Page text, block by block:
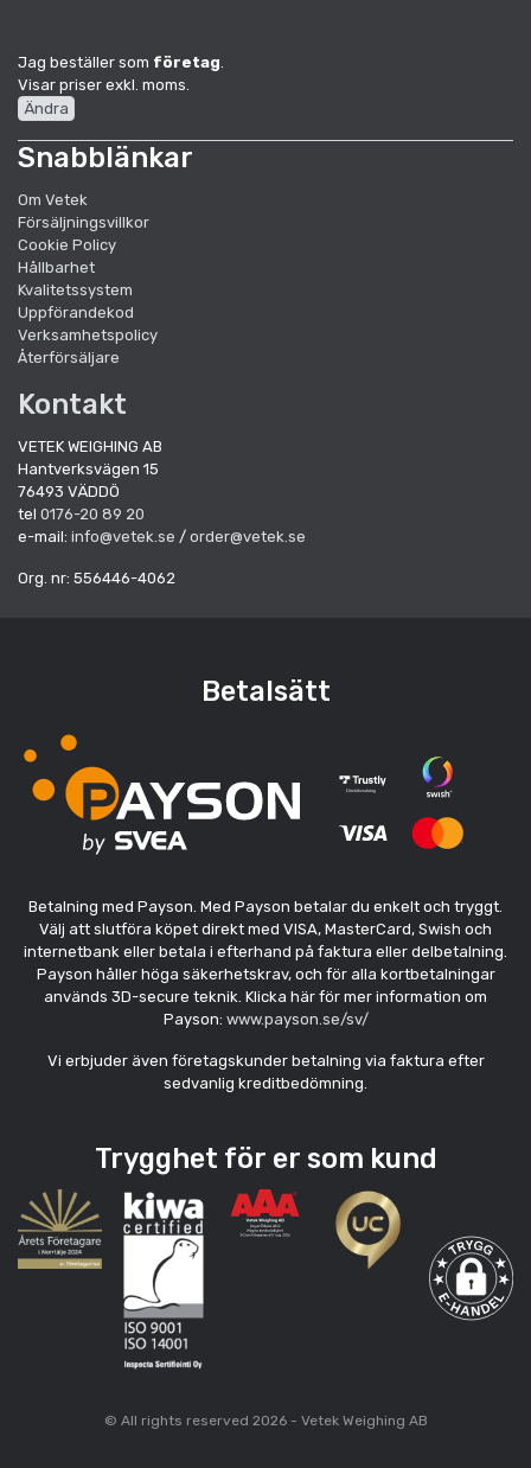
Jag beställer som företag
Visar priser exkl. moms.
Ändra
Snabblänkar
Om Vetek
Försäljningsvillkor
Cookie Policy
Hållbarhet
Kvalitetssystem
Uppförandekod
Verksamhetspolicy
Återförsäljare
Kontakt
VETEK WEIGHING AB
Hantverksvägen 15
76493 VÄDDÖ
tel 0176-20 89 20
e-mail: info@vetek.se / order@vetek.se
Org. nr: 556446-4062
Betalsätt
Betalning med Payson. Med Payson betalar du enkelt och tryggt.
Välj att slutföra köpet direkt med VISA, MasterCard, Swish och
internetbank eller betala i efterhand på faktura eller delbetalning.
Payson håller höga säkerhetskrav, och för alla kortbetalningar
används 3D-secure teknik. Klicka här för mer information om
Payson: www.payson.se/sv/
Vi erbjuder även företagskunder betalning via faktura efter
sedvanlig kreditbedömning.
Trygghet för er som kund
© All rights reserved 2026 - Vetek Weighing AB